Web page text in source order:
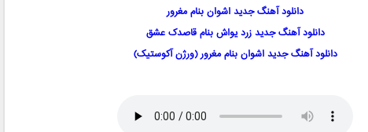
دانلود آهنگ جدید اشوان بنام مغرور
دانلود آهنگ جدید زرد یواش بنام قاصدک عشق
دانلود آهنگ جدید اشوان بنام مغرور (ورژن آکوستیک)